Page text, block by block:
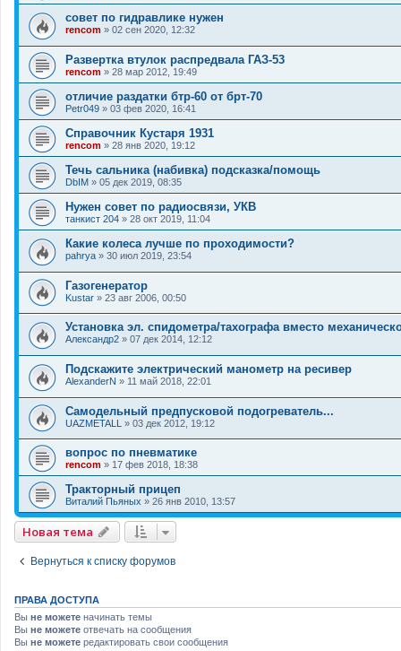
совет по гидравлике нужен
rencom » 02 сен 2020, 12:32
Развертка втулок распредвала ГАЗ-53
rencom » 28 мар 2012, 19:49
отличие раздатки бтр-60 от брт-70
Petr049 » 03 фев 2020, 16:41
Справочник Кустаря 1931
rencom » 28 янв 2020, 19:12
Течь сальника (набивка) подсказка/помощь
DbIM » 05 дек 2019, 08:35
Нужен совет по радиосвязи, УКВ
танкист 204 » 28 окт 2019, 11:04
Какие колеса лучше по проходимости?
pahrya » 30 июл 2019, 23:54
Газогенератор
Kustar » 23 авг 2006, 00:50
Установка эл. спидометра/тахографа вместо
Александр2 » 07 дек 2014, 12:12
Подскажите электрический манометр на ресивер
AlexanderN » 11 май 2018, 22:01
Самодельный предпусковой подогреватель...
UAZMETALL » 03 дек 2012, 19:12
вопрос по пневматике
rencom » 17 фев 2018, 18:38
Тракторный прицеп
Виталий Пьяных » 26 янв 2010, 13:57
Новая тема
Вернуться к списку форумов
ПРАВА ДОСТУПА
Вы не можете начинать темы
Вы не можете отвечать на сообщения
Вы не можете редактировать свои сообщения